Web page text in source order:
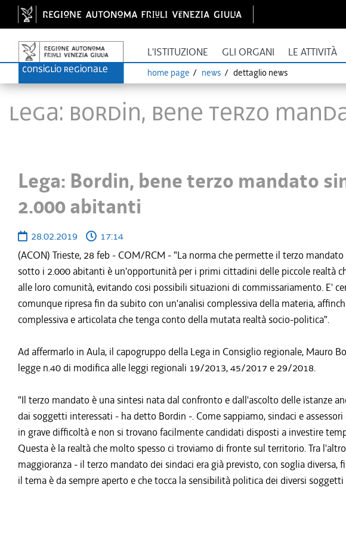
L'ISTITUZIONE GLI ORGANI LE ATTIVITÀ
home page news dettaglio news
Lega: Bordin, bene terzo
Lega: Bordin, bene terzo mandato
2.000 abitanti
28.02.2019
17:14
(ACON) Trieste, 28 feb - COM/RCM - "La norma che permette il terzo
sotto i 2.000 abitanti è un'opportunità per i primi cittadini delle piccole realtà
alle loro comunità, evitando cosi possibili situazioni di commissariamento. E'
comunque ripresa fin da subito con un'analisi complessiva della materia,
complessiva e articolata che tenga conto della mutata realtà socio-politica".
Ad affermarlo in Aula, il capogruppo della Lega in Consiglio regionale, Mauro
legge n.40 di modifica alle leggi regionali 19/2013, 45/2017 e 29/2018.
"Il terzo mandato è una sintesi nata dal confronto e dall'ascolto delle istanze
dai soggetti interessati - ha detto Bordin -. Come sappiamo, sindaci e
in grave difficoltà e non si trovano facilmente candidati disposti a investire
Questa è la realtà che molto spesso ci troviamo di fronte sul territorio. Tra
maggioranza - il terzo mandato dei sindaci era già previsto, con soglia diversa,
il tema è da sempre aperto e che tocca la sensibilità politica dei diversi